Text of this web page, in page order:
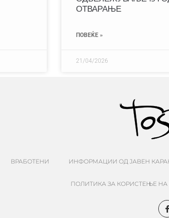
ОТВАРАЊЕ
ПОВЕЌЕ »
21/04/2026
ВРАБОТЕНИ ИНФОРМАЦИИ ОД ЈАВЕН
ПОЛИТИКА ЗА КОРИСТЕЊЕ НА